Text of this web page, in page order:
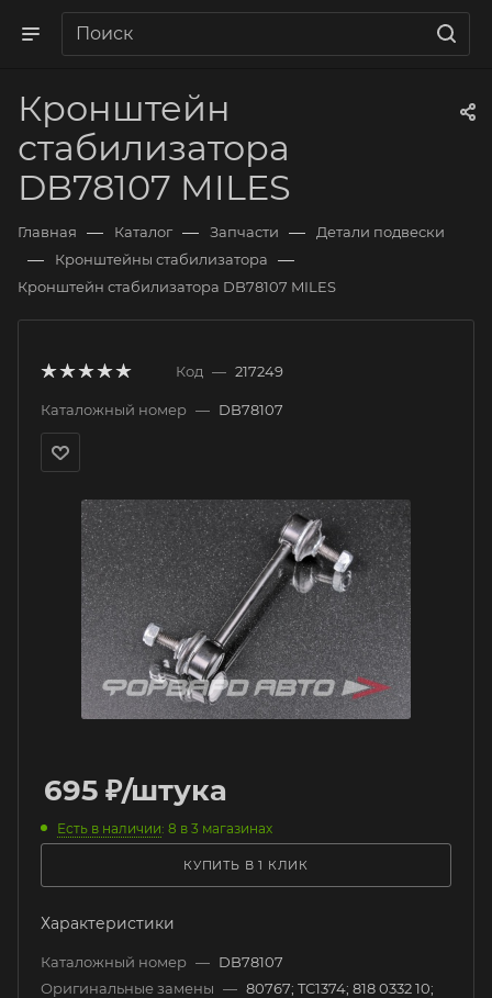
Кронштейн
стабилизатора
DB78107 MILES
Главная — Каталог — Запчасти — Детали подвески
— Кронштейны стабилизатора —
Кронштейн стабилизатора DB78107 MILES
Код — 217249
Каталожный номер — DB78107
695 ₽/штука
Есть в наличии: 8 в 3 магазинах
КУПИТЬ В 1 КЛИК
Характеристики
Каталожный номер — DB78107
Оригинальные замены — 80767; TC1374; 818 0332 10;